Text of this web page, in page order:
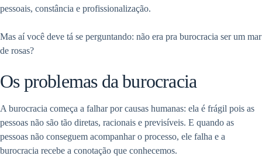
pessoais, constância e profissionalização.
Mas aí você deve tá se perguntando: não era pra burocracia ser um mar
de rosas?
Os problemas da burocracia
A burocracia começa a falhar por causas humanas: ela é frágil pois as
pessoas não são tão diretas, racionais e previsíveis. E quando as
pessoas não conseguem acompanhar o processo, ele falha e a
burocracia recebe a conotação que conhecemos.